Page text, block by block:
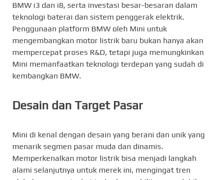
BMW i3 dan i8, serta investasi besar-besaran dalam
teknologi baterai dan sistem penggerak elektrik.
Penggunaan platform BMW oleh Mini untuk
mengembangkan motor listrik baru bukan hanya akan
mempercepat proses R&D, tetapi juga memungkinkan
Mini memanfaatkan teknologi terdepan yang sudah di
kembangkan BMW.
Desain dan Target Pasar
Mini di kenal dengan desain yang berani dan unik yang
menarik segmen pasar muda dan dinamis.
Memperkenalkan motor listrik bisa menjadi langkah
alami selanjutnya untuk merek ini, mengingat tren